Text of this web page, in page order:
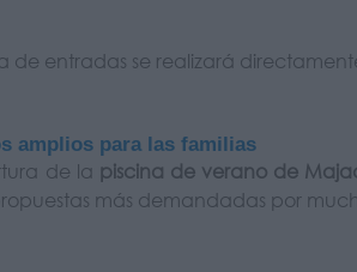
de entradas se realizará
amplios para las familias
de la piscina de verano de
más demandadas por